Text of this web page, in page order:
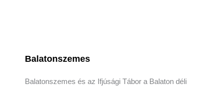
Balatonszemes
Balatonszemes és az Ifjúsági Tábor a Balaton déli